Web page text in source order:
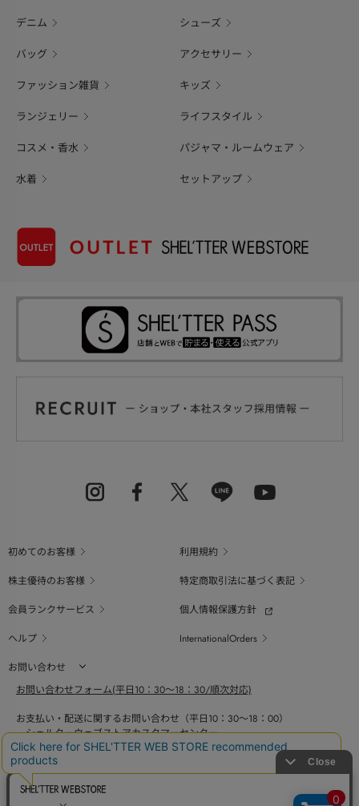
デニム シューズ
バッグ アクセサリー
ファッション雑貨 キッズ
ランジェリー ライフスタイル
コスメ・香水 パジャマ・ルームウェア
水着 セットアップ
初めてのお客様
利用規約
株主優待のお客様
特定商取引法に基づく表記
会員ランクサービス
個人情報保護方針
ヘルプ
InternationalOrders
お問い合わせ
お問い合わせフォーム(平日10：30～18：30/順次対応)
お支払い・配送に関するお問い合わせ（平日10：30～18：00）
シェルターウェブストアカスタマーセンター
0800-123-6820
商品の素材、サイズ、仕様等に関するお問い合せ（平日10：30～18：00）
バロックジャパンリミテッドコールセンター
03-6730-9191